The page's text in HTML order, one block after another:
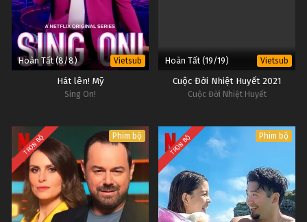
Hoàn Tất (8/8) Vietsub
Hát lên! Mỹ
Sing On!
Hoàn Tất (19/19) Vietsub
Cuộc Đời Nhiệt Huyết 2021
Cuộc Đời Nhiệt Huyết
TRỌN BỘ Phim bộ TRỌN BỘ Phim bộ